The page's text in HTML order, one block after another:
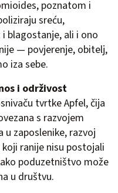
poznatom i
sreću,
blagostanje, ali i ono
— povjerenje, obitelj,
iza sebe.
i održivost
tvrtke Apfel, čija
s razvojem
u zaposlenike, razvoj
ranije nisu postojali
poduzetništvo može
u društvu.